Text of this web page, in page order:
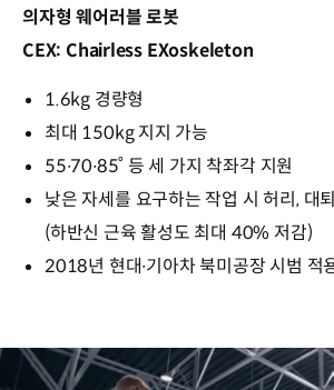
의자형 웨어러블 로봇
CEX: Chairless EXoskeleton
1.6kg 경량형
최대 150kg 지지 가능
55∙70∙85˚ 등 세 가지 착좌각 지원
낮은 자세를 요구하는 작업 시 허리, 대
(하반신 근육 활성도 최대 40% 저감)
2018년 현대∙기아차 북미공장 시범 적